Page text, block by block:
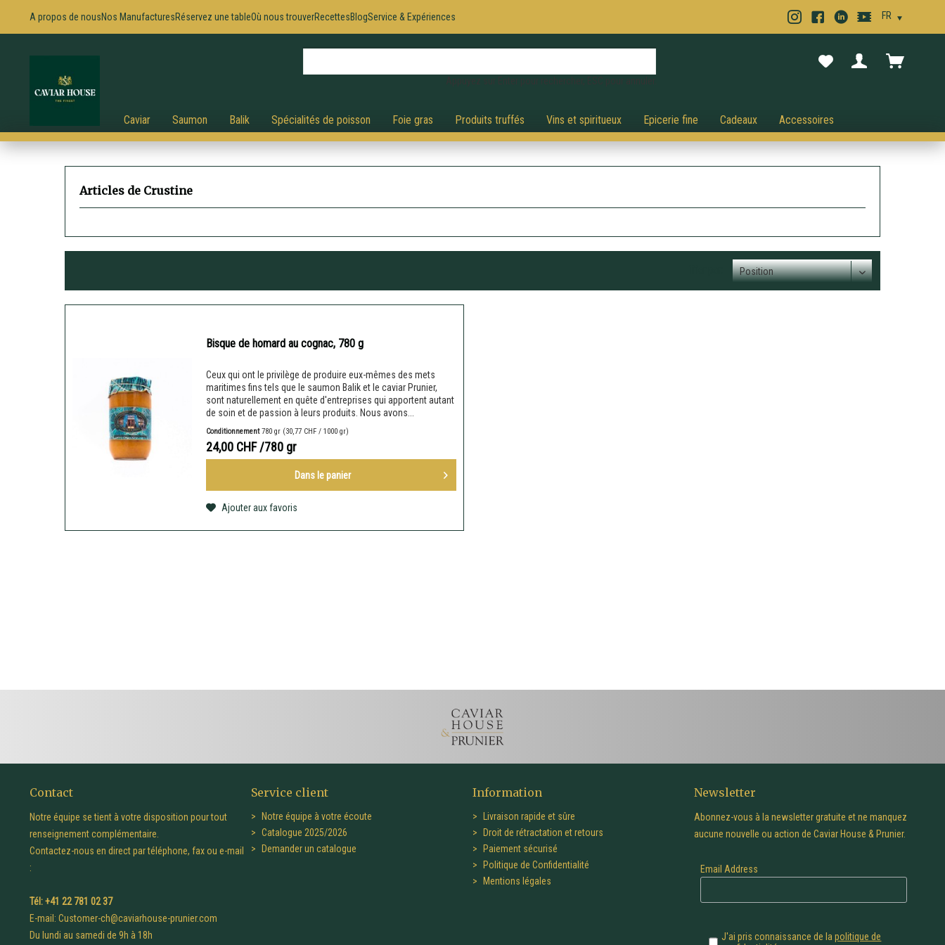
A propos de nousNos ManufacturesRéservez une tableOù nous trouverRecettesBlogService & Expériences
Caviar Saumon Balik Spécialités de poisson Foie gras Produits truffés Vins et spiritueux Epicerie fine Cadeaux Accessoires
Articles de Crustine
Bisque de homard au cognac, 780 g
Ceux qui ont le privilège de produire eux-mêmes des mets
maritimes fins tels que le saumon Balik et le caviar Prunier,
sont naturellement en quête d'entreprises qui apportent autant
de soin et de passion à leurs produits. Nous avons...
Conditionnement780 gr (30,77 CHF / 1000 gr)
24,00 CHF/780 gr
Dans lepanier
Ajouter aux favoris
Contact
Notre équipe se tient à votre disposition pour tout
renseignement complémentaire.
Contactez-nous en direct par téléphone, fax ou e-mail
:
Tél: +41 22 781 02 37
E-mail: Customer-ch@caviarhouse-prunier.com
Du lundi au samedi de 9h à 18h
Service client
Notre équipe à votre écoute
Catalogue 2025/2026
Demander un catalogue
Information
Livraison rapide et sûre
Droit de rétractation et retours
Paiement sécurisé
Politique de Confidentialité
Mentions légales
Newsletter
Abonnez-vous à la newsletter gratuite et ne manquez
aucune nouvelle ou action de Caviar House & Prunier.
Email Address
J'ai pris connaissance de lapolitique de